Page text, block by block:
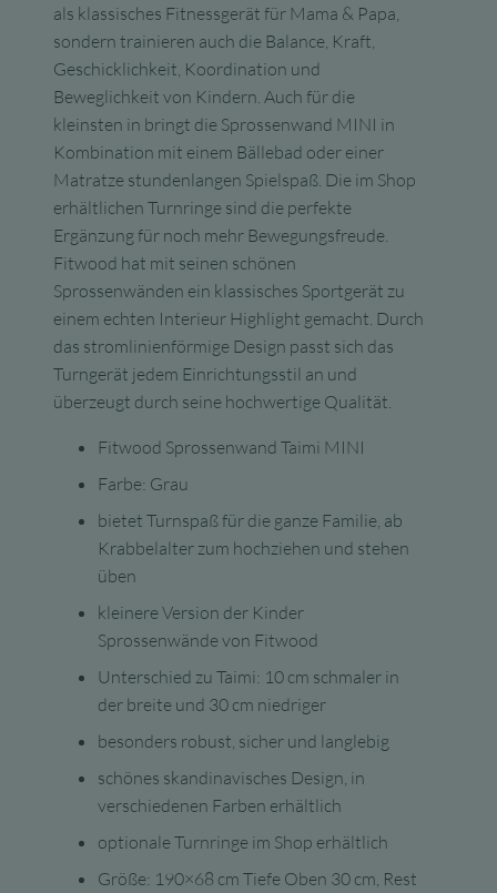
als klassisches Fitnessgerät für Mama & Papa,
sondern trainieren auch die Balance, Kraft,
Geschicklichkeit, Koordination und
Beweglichkeit von Kindern. Auch für die
kleinsten in bringt die Sprossenwand MINI in
Kombination mit einem Bällebad oder einer
Matratze stundenlangen Spielspaß. Die im Shop
erhältlichen Turnringe sind die perfekte
Ergänzung für noch mehr Bewegungsfreude.
Fitwood hat mit seinen schönen
Sprossenwänden ein klassisches Sportgerät zu
einem echten Interieur Highlight gemacht. Durch
das stromlinienförmige Design passt sich das
Turngerät jedem Einrichtungsstil an und
überzeugt durch seine hochwertige Qualität.
Fitwood Sprossenwand Taimi MINI
Farbe: Grau
bietet Turnspaß für die ganze Familie, ab
Krabbelalter zum hochziehen und stehen
üben
kleinere Version der Kinder
Sprossenwände von Fitwood
Unterschied zu Taimi: 10 cm schmaler in
der breite und 30 cm niedriger
besonders robust, sicher und langlebig
schönes skandinavisches Design, in
verschiedenen Farben erhältlich
optionale Turnringe im Shop erhältlich
Größe: 190×68 cm Tiefe Oben 30 cm, Rest